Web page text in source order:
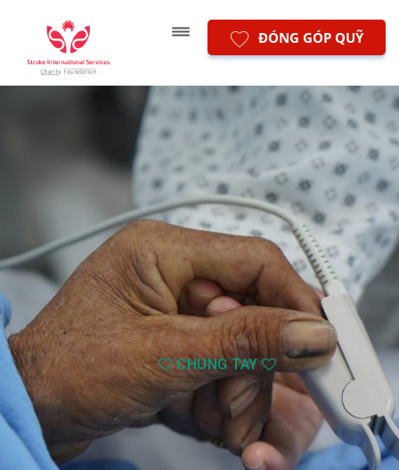
ĐÓNG GÓP QUỸ
CHUNG TAY